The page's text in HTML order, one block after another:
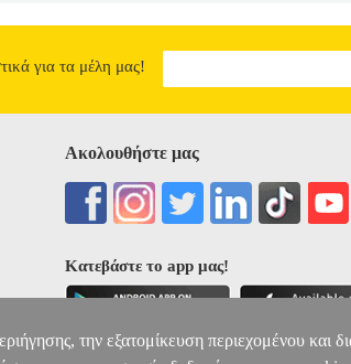
για τα μέλη μας!
Ακολουθήστε μας
Κατεβάστε το app μας!
την εξατομίκευση περιεχομένου και